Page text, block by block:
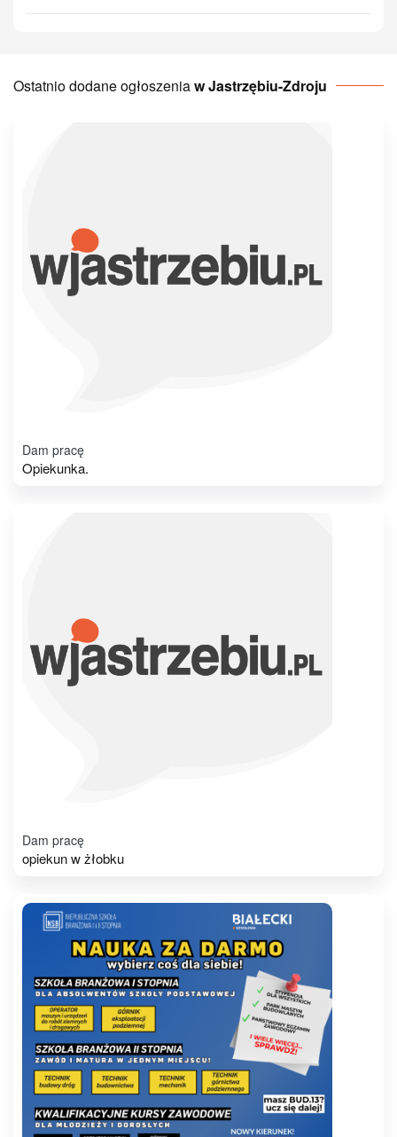
Ostatnio dodane ogłoszeniaw Jastrzębiu-Zdroju
Dam pracę
Opiekunka.
Dam pracę
opiekun w żłobku